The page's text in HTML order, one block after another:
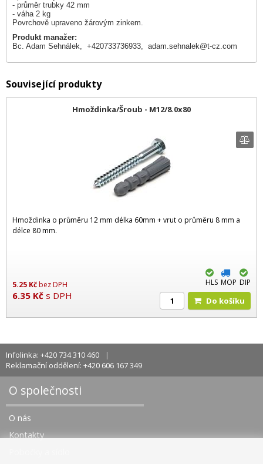
- průměr trubky 42 mm
- váha 2 kg
Povrchově upraveno žárovým zinkem.
Produkt manažer:
Bc. Adam Sehnálek, +420733736933, adam.sehnalek@t-cz.com
Související produkty
Hmoždinka/Šroub - M12/8.0x80
Hmoždinka o průměru 12 mm délka 60mm + vrut o průměru 8 mm a
délce 80 mm.
5.25 Kčbez DPH
6.35 Kč s DPH
HLS MOP DIP
Do košíku
Infolinka: +420 734 310 460
Reklamační oddělení: +420 606 167 349
O společnosti
O nás
Kontakty